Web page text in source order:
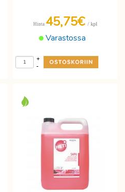
Varastossa
Hinta 45,75€ / kpl
-
+